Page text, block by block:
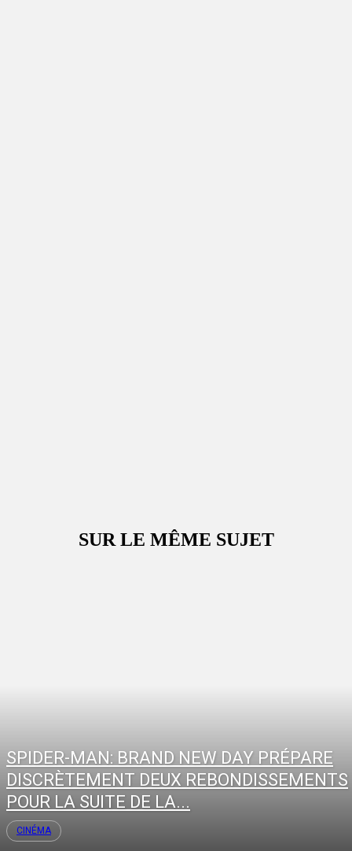
SUR LE MÊME SUJET
SPIDER-MAN: BRAND NEW DAY PRÉPARE
DISCRÈTEMENT DEUX REBONDISSEMENTS
POUR LA SUITE DE LA...
CINÉMA